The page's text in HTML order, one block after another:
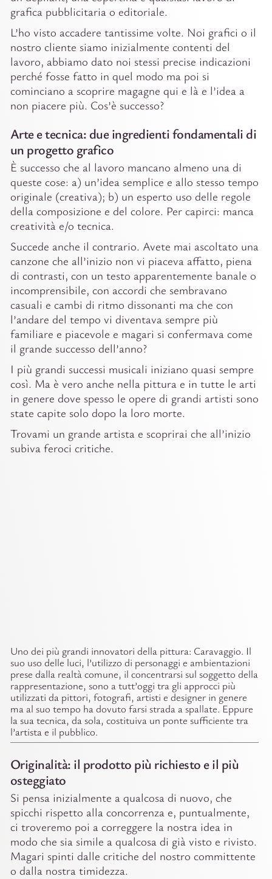
grafica pubblicitaria o editoriale.
L’ho visto accadere tantissime volte. Noi grafici o il
nostro cliente siamo inizialmente contenti del
lavoro, abbiamo dato noi stessi precise indicazioni
perché fosse fatto in quel modo ma poi si
cominciano a scoprire magagne qui e là e l’idea a
non piacere più. Cos’è successo?
Arte e tecnica: due ingredienti fondamentali di
un progetto grafico
È successo che al lavoro mancano almeno una di
queste cose: a) un’idea semplice e allo stesso tempo
originale (creativa); b) un esperto uso delle regole
della composizione e del colore. Per capirci: manca
creatività e/o tecnica.
Succede anche il contrario. Avete mai ascoltato una
canzone che all’inizio non vi piaceva affatto, piena
di contrasti, con un testo apparentemente banale o
incomprensibile, con accordi che sembravano
casuali e cambi di ritmo dissonanti ma che con
l’andare del tempo vi diventava sempre più
familiare e piacevole e magari si confermava come
il grande successo dell’anno?
I più grandi successi musicali iniziano quasi sempre
così. Ma è vero anche nella pittura e in tutte le arti
in genere dove spesso le opere di grandi artisti sono
state capite solo dopo la loro morte.
Trovami un grande artista e scoprirai che all’inizio
subiva feroci critiche.
Uno dei più grandi innovatori della pittura: Caravaggio. Il
suo uso delle luci, l’utilizzo di personaggi e ambientazioni
prese dalla realtà comune, il concentrarsi sul soggetto della
rappresentazione, sono a tutt’oggi tra gli approcci più
utilizzati da pittori, fotografi, artisti e designer in genere
ma al suo tempo ha dovuto farsi strada a spallate. Eppure
la sua tecnica, da sola, costituiva un ponte sufficiente tra
l’artista e il pubblico.
Originalità: il prodotto più richiesto e il più
osteggiato
Si pensa inizialmente a qualcosa di nuovo, che
spicchi rispetto alla concorrenza e, puntualmente,
ci troveremo poi a correggere la nostra idea in
modo che sia simile a qualcosa di già visto e rivisto.
Magari spinti dalle critiche del nostro committente
o dalla nostra timidezza.